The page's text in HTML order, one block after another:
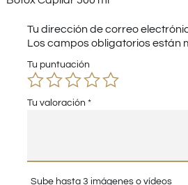
Tu dirección de correo
Los campos obligatorios están
Tu puntuación
Tu valoración *
Sube hasta 3 imágenes o vídeos